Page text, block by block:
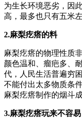
为生长环境恶劣，因
高，最多也只有五米
2.麻梨疙瘩的料
麻梨疙瘩的物理性质
颜色温和、瘤疤多、
代，人民生活普遍穷
不能付出太多物质条
麻梨疙瘩制作的烟斗
3.麻梨疙瘩玩来不容易